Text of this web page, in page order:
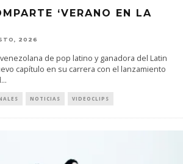
‘VERANO EN LA
2026
de pop latino y ganadora del Latin
capítulo en su carrera con el lanzamiento
...
NOTICIAS VIDEOCLIPS